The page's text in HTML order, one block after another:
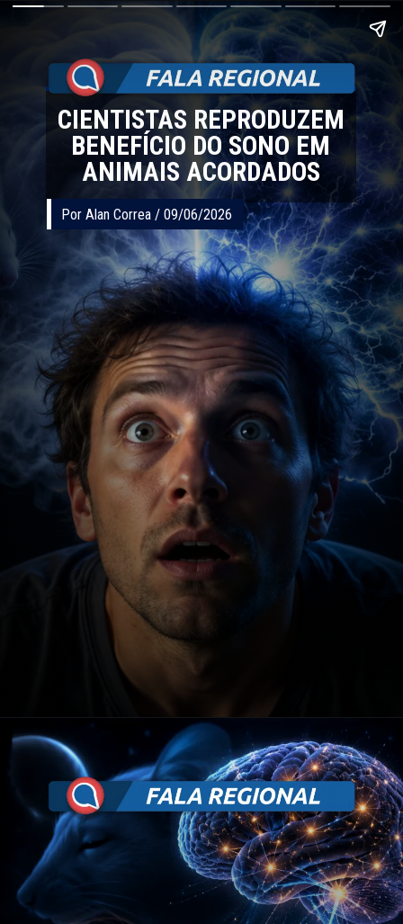
CIENTISTAS REPRODUZEM
BENEFÍCIO DO SONO EM
ANIMAIS ACORDADOS
Por Alan Correa / 09/06/2026
Por Alan Correa / 09/06/2026